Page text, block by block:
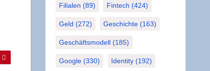
Filialen (89) Fintech (424)
Geld (272) Geschichte(163)
Geschäftsmodell(185)
Google(330) Identity(192)